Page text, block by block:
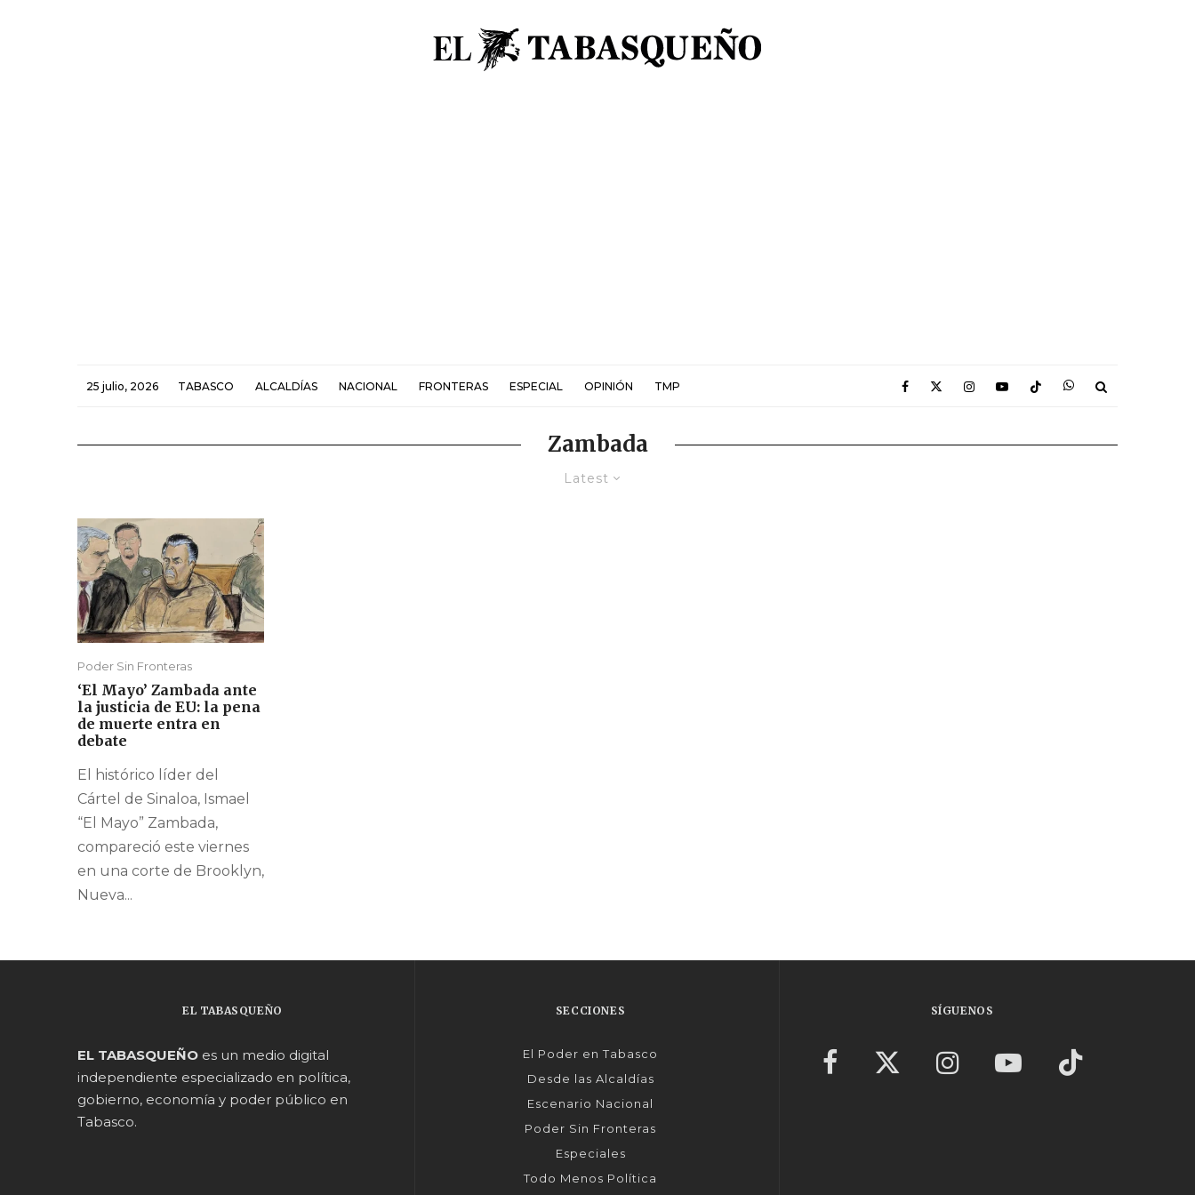
25 julio, 2026 TABASCO ALCALDÍAS NACIONAL FRONTERAS ESPECIAL OPINIÓN TMP
Zambada
Latest
Poder Sin Fronteras
‘El Mayo’ Zambada ante
la justicia de EU: la pena
de muerte entra en
debate
El histórico líder del
Cártel de Sinaloa, Ismael
“El Mayo” Zambada,
compareció este viernes
en una corte de Brooklyn,
Nueva...
EL TABASQUEÑO
EL TABASQUEÑO es un medio digital
independiente especializado en política,
gobierno, economía y poder público en
Tabasco.
SECCIONES
El Poder en Tabasco
Desde las Alcaldías
Escenario Nacional
Poder Sin Fronteras
Especiales
Todo Menos Política
SÍGUENOS